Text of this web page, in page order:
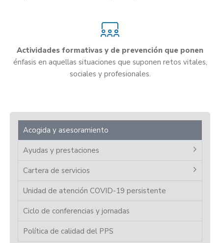
Actividades formativas y de prevención que ponen
énfasis en aquellas situaciones que suponen retos vitales,
sociales y profesionales.
Acogida y asesoramiento
Ayudas y prestaciones
Cartera de servicios
Unidad de atención COVID-19 persistente
Ciclo de conferencias y jornadas
Política de calidad del PPS